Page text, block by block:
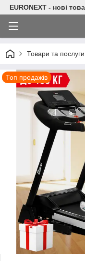
EURONEXT - нові
Товари та послуги
Топ продажів